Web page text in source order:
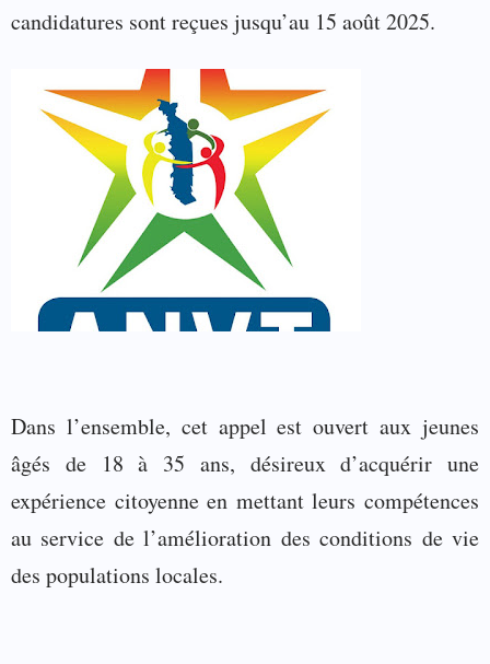
candidatures sont reçues jusqu’au 15 août 2025.
Dans l’ensemble, cet appel est ouvert aux jeunes
âgés de 18 à 35 ans, désireux d’acquérir une
expérience citoyenne en mettant leurs compétences
au service de l’amélioration des conditions de vie
des populations locales.